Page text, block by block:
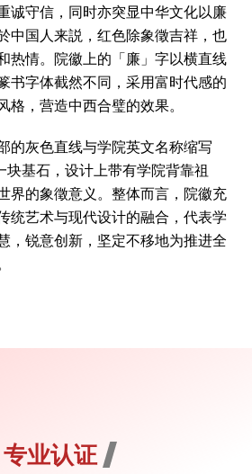
诚守信，同时亦突显中华文化以廉
中国人来説，红色除象徵吉祥，也
热情。院徽上的「廉」字以横直线
书字体截然不同，采用富时代感的
，营造中西合璧的效果。
的灰色直线与学院英文名称缩写
块基石，设计上带有学院背靠祖
界的象徵意义。整体而言，院徽充
统艺术与现代设计的融合，代表学
，锐意创新，坚定不移地为推进全
专业认证